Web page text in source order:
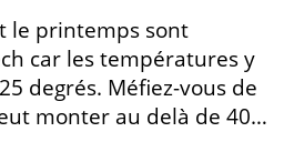
le printemps sont
car les températures y
degrés. Méfiez-vous de
monter au delà de 40…